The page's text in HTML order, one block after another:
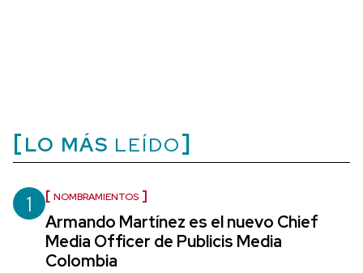
LO MÁS LEÍDO
1 NOMBRAMIENTOS
Armando Martínez es el nuevo Chief
Media Officer de Publicis Media
Colombia